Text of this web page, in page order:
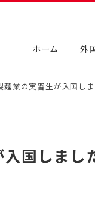
ホーム 外
麵業の実習生が入国し
国しまし